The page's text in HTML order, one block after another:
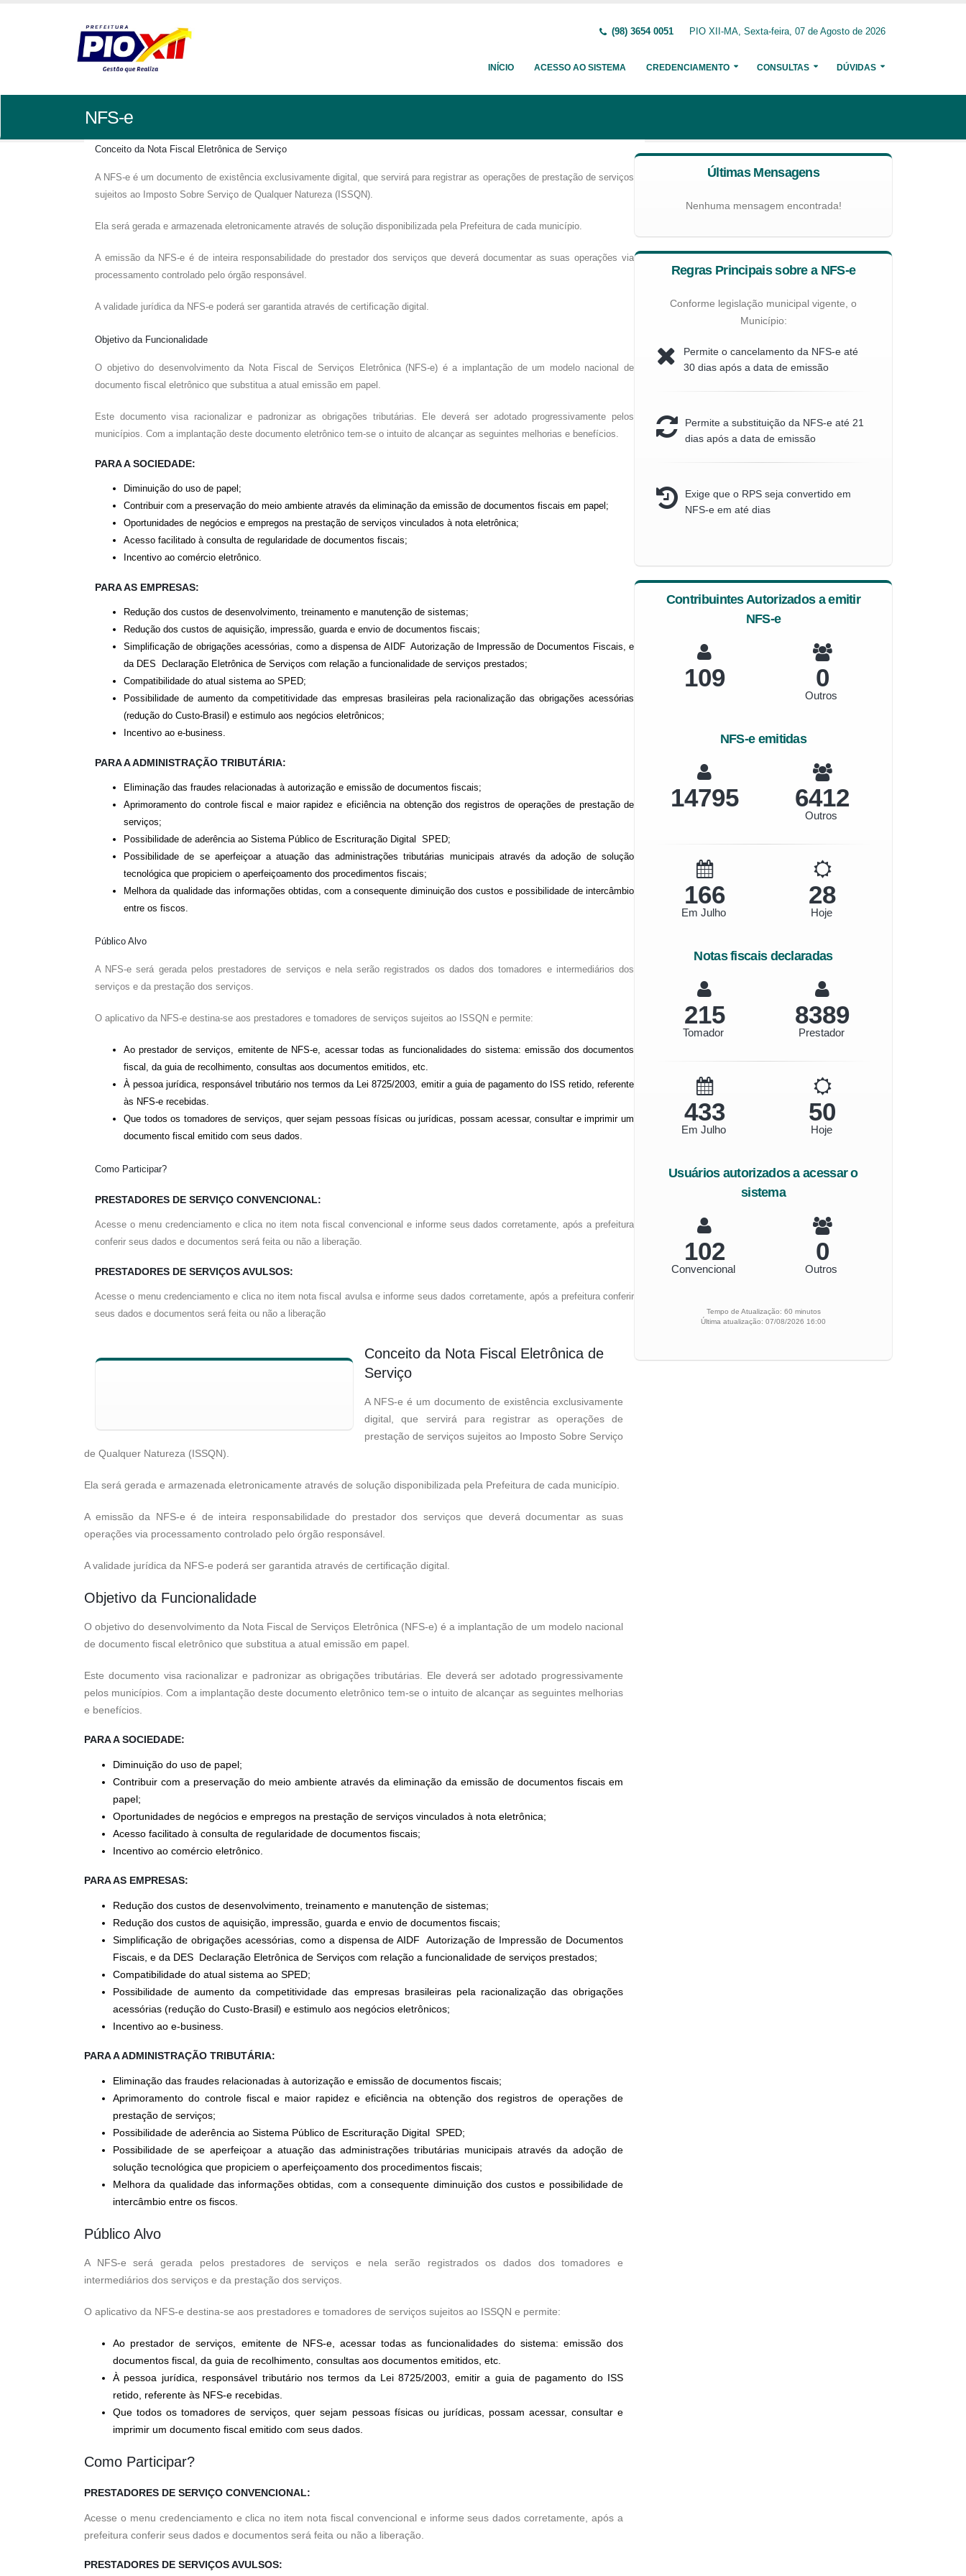
(98) 3654 0051 PIO XII-MA, Sexta-feira, 07 de Agosto de 2026
INÍCIO ACESSO AO SISTEMA CREDENCIAMENTO CONSULTAS DÚVIDAS
NFS-e
Conceito da Nota Fiscal Eletrônica de Serviço
A NFS-e é um documento de existência exclusivamente digital, que servirá para registrar as operações de prestação de serviços
sujeitos ao Imposto Sobre Serviço de Qualquer Natureza (ISSQN).
Ela será gerada e armazenada eletronicamente através de solução disponibilizada pela Prefeitura de cada município.
A emissão da NFS-e é de inteira responsabilidade do prestador dos serviços que deverá documentar as suas operações via
processamento controlado pelo órgão responsável.
A validade jurídica da NFS-e poderá ser garantida através de certificação digital.
Objetivo da Funcionalidade
O objetivo do desenvolvimento da Nota Fiscal de Serviços Eletrônica (NFS-e) é a implantação de um modelo nacional de
documento fiscal eletrônico que substitua a atual emissão em papel.
Este documento visa racionalizar e padronizar as obrigações tributárias. Ele deverá ser adotado progressivamente pelos
municípios. Com a implantação deste documento eletrônico tem-se o intuito de alcançar as seguintes melhorias e benefícios.
PARA A SOCIEDADE:
Diminuição do uso de papel;
Contribuir com a preservação do meio ambiente através da eliminação da emissão de documentos fiscais em papel;
Oportunidades de negócios e empregos na prestação de serviços vinculados à nota eletrônica;
Acesso facilitado à consulta de regularidade de documentos fiscais;
Incentivo ao comércio eletrônico.
PARA AS EMPRESAS:
Redução dos custos de desenvolvimento, treinamento e manutenção de sistemas;
Redução dos custos de aquisição, impressão, guarda e envio de documentos fiscais;
Simplificação de obrigações acessórias, como a dispensa de AIDF  Autorização de Impressão de Documentos Fiscais, e
da DES  Declaração Eletrônica de Serviços com relação a funcionalidade de serviços prestados;
Compatibilidade do atual sistema ao SPED;
Possibilidade de aumento da competitividade das empresas brasileiras pela racionalização das obrigações acessórias
(redução do Custo-Brasil) e estimulo aos negócios eletrônicos;
Incentivo ao e-business.
PARA A ADMINISTRAÇÃO TRIBUTÁRIA:
Eliminação das fraudes relacionadas à autorização e emissão de documentos fiscais;
Aprimoramento do controle fiscal e maior rapidez e eficiência na obtenção dos registros de operações de prestação de
serviços;
Possibilidade de aderência ao Sistema Público de Escrituração Digital  SPED;
Possibilidade de se aperfeiçoar a atuação das administrações tributárias municipais através da adoção de solução
tecnológica que propiciem o aperfeiçoamento dos procedimentos fiscais;
Melhora da qualidade das informações obtidas, com a consequente diminuição dos custos e possibilidade de intercâmbio
entre os fiscos.
Público Alvo
A NFS-e será gerada pelos prestadores de serviços e nela serão registrados os dados dos tomadores e intermediários dos
serviços e da prestação dos serviços.
O aplicativo da NFS-e destina-se aos prestadores e tomadores de serviços sujeitos ao ISSQN e permite:
Ao prestador de serviços, emitente de NFS-e, acessar todas as funcionalidades do sistema: emissão dos documentos
fiscal, da guia de recolhimento, consultas aos documentos emitidos, etc.
À pessoa jurídica, responsável tributário nos termos da Lei 8725/2003, emitir a guia de pagamento do ISS retido, referente
às NFS-e recebidas.
Que todos os tomadores de serviços, quer sejam pessoas físicas ou jurídicas, possam acessar, consultar e imprimir um
documento fiscal emitido com seus dados.
Como Participar?
PRESTADORES DE SERVIÇO CONVENCIONAL:
Acesse o menu credenciamento e clica no item nota fiscal convencional e informe seus dados corretamente, após a prefeitura
conferir seus dados e documentos será feita ou não a liberação.
PRESTADORES DE SERVIÇOS AVULSOS:
Acesse o menu credenciamento e clica no item nota fiscal avulsa e informe seus dados corretamente, após a prefeitura conferir
seus dados e documentos será feita ou não a liberação
Conceito da Nota Fiscal Eletrônica de
Serviço
A NFS-e é um documento de existência exclusivamente
digital, que servirá para registrar as operações de
prestação de serviços sujeitos ao Imposto Sobre Serviço
de Qualquer Natureza (ISSQN).
Ela será gerada e armazenada eletronicamente através de solução disponibilizada pela Prefeitura de cada município.
A emissão da NFS-e é de inteira responsabilidade do prestador dos serviços que deverá documentar as suas
operações via processamento controlado pelo órgão responsável.
A validade jurídica da NFS-e poderá ser garantida através de certificação digital.
Objetivo da Funcionalidade
O objetivo do desenvolvimento da Nota Fiscal de Serviços Eletrônica (NFS-e) é a implantação de um modelo nacional
de documento fiscal eletrônico que substitua a atual emissão em papel.
Este documento visa racionalizar e padronizar as obrigações tributárias. Ele deverá ser adotado progressivamente
pelos municípios. Com a implantação deste documento eletrônico tem-se o intuito de alcançar as seguintes melhorias
e benefícios.
PARA A SOCIEDADE:
Diminuição do uso de papel;
Contribuir com a preservação do meio ambiente através da eliminação da emissão de documentos fiscais em
papel;
Oportunidades de negócios e empregos na prestação de serviços vinculados à nota eletrônica;
Acesso facilitado à consulta de regularidade de documentos fiscais;
Incentivo ao comércio eletrônico.
PARA AS EMPRESAS:
Redução dos custos de desenvolvimento, treinamento e manutenção de sistemas;
Redução dos custos de aquisição, impressão, guarda e envio de documentos fiscais;
Simplificação de obrigações acessórias, como a dispensa de AIDF  Autorização de Impressão de Documentos
Fiscais, e da DES  Declaração Eletrônica de Serviços com relação a funcionalidade de serviços prestados;
Compatibilidade do atual sistema ao SPED;
Possibilidade de aumento da competitividade das empresas brasileiras pela racionalização das obrigações
acessórias (redução do Custo-Brasil) e estimulo aos negócios eletrônicos;
Incentivo ao e-business.
PARA A ADMINISTRAÇÃO TRIBUTÁRIA:
Eliminação das fraudes relacionadas à autorização e emissão de documentos fiscais;
Aprimoramento do controle fiscal e maior rapidez e eficiência na obtenção dos registros de operações de
prestação de serviços;
Possibilidade de aderência ao Sistema Público de Escrituração Digital  SPED;
Possibilidade de se aperfeiçoar a atuação das administrações tributárias municipais através da adoção de
solução tecnológica que propiciem o aperfeiçoamento dos procedimentos fiscais;
Melhora da qualidade das informações obtidas, com a consequente diminuição dos custos e possibilidade de
intercâmbio entre os fiscos.
Público Alvo
A NFS-e será gerada pelos prestadores de serviços e nela serão registrados os dados dos tomadores e
intermediários dos serviços e da prestação dos serviços.
O aplicativo da NFS-e destina-se aos prestadores e tomadores de serviços sujeitos ao ISSQN e permite:
Ao prestador de serviços, emitente de NFS-e, acessar todas as funcionalidades do sistema: emissão dos
documentos fiscal, da guia de recolhimento, consultas aos documentos emitidos, etc.
À pessoa jurídica, responsável tributário nos termos da Lei 8725/2003, emitir a guia de pagamento do ISS
retido, referente às NFS-e recebidas.
Que todos os tomadores de serviços, quer sejam pessoas físicas ou jurídicas, possam acessar, consultar e
imprimir um documento fiscal emitido com seus dados.
Como Participar?
PRESTADORES DE SERVIÇO CONVENCIONAL:
Acesse o menu credenciamento e clica no item nota fiscal convencional e informe seus dados corretamente, após a
prefeitura conferir seus dados e documentos será feita ou não a liberação.
PRESTADORES DE SERVIÇOS AVULSOS:
Últimas Mensagens
Nenhuma mensagem encontrada!
Regras Principais sobre a NFS-e
Conforme legislação municipal vigente, o
Município:
Permite o cancelamento da NFS-e até
30 dias após a data de emissão
Permite a substituição da NFS-e até 21
dias após a data de emissão
Exige que o RPS seja convertido em
NFS-e em até dias
Contribuintes Autorizados a emitir
NFS-e
109 0
Outros
NFS-e emitidas
15852 6870
Outros
178
Em Julho
30
Hoje
Notas fiscais declaradas
230
Tomador
8988
Prestador
464
Em Julho
54
Hoje
Usuários autorizados a acessar o
sistema
109
Convencional
0
Outros
Tempo de Atualização: 60 minutos
Última atualização: 07/08/2026 16:00